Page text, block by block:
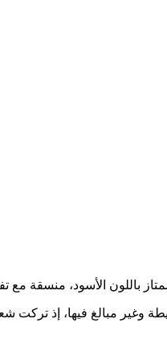
باللون الأسود، منسقة مع
وغير مبالغ فيها، إذ